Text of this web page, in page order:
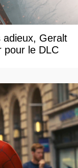
Geralt
pour le DLC